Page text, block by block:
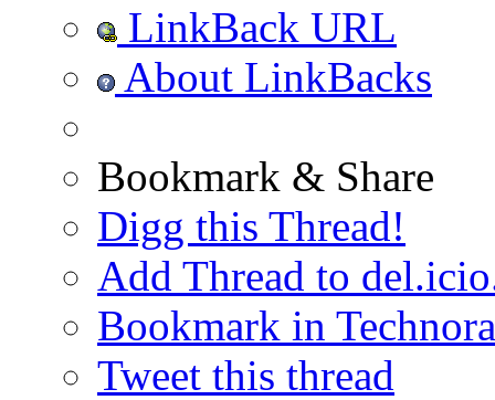
LinkBack URL
About LinkBacks
Bookmark & Share
Digg this Thread!
Add Thread to
Bookmark in
Tweet this thread